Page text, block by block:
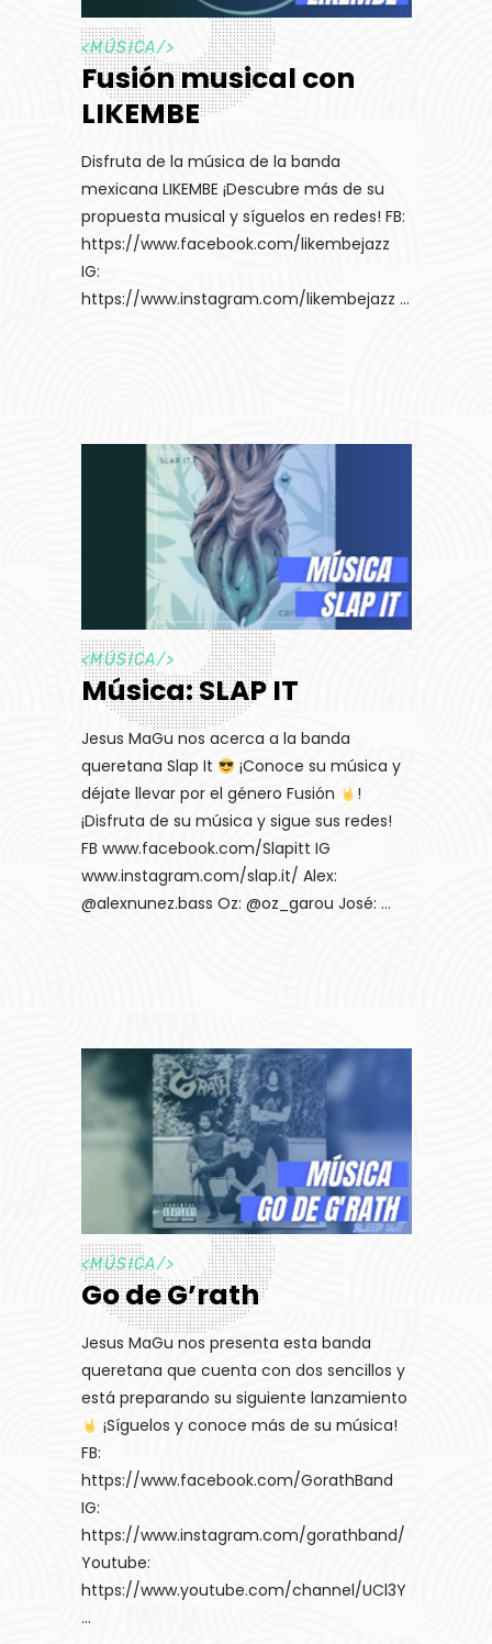
<MÚSICA/>
Fusión musical con
LIKEMBE
Disfruta de la música de la banda
mexicana LIKEMBE ¡Descubre más de su
propuesta musical y síguelos en redes! FB:
https://www.facebook.com/likembejazz
IG:
https://www.instagram.com/likembejazz
<MÚSICA/>
Música: SLAP IT
Jesus MaGu nos acerca a la banda
queretana Slap It
¡Conoce su música y
déjate llevar por el género Fusión
!
¡Disfruta de su música y sigue sus redes!
FB www.facebook.com/Slapitt IG
www.instagram.com/slap.it/ Alex:
@alexnunez.bass Oz: @oz_garou José:
<MÚSICA/>
Go de G’rath
Jesus MaGu nos presenta esta banda
queretana que cuenta con dos sencillos y
está preparando su siguiente lanzamiento
¡Síguelos y conoce más de su música!
FB:
https://www.facebook.com/GorathBand
IG:
https://www.instagram.com/gorathband/
Youtube:
https://www.youtube.com/channel/UCl3Y